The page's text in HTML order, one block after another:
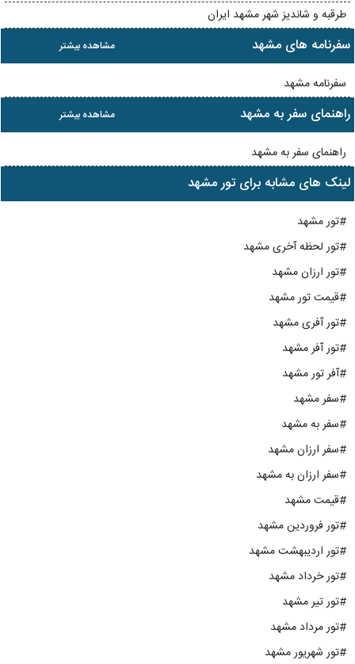
طرقبه و شاندیز شهر مشهد ایران
مشاهده بیشتر سفرنامه های مشهد
سفرنامه مشهد
مشاهده بیشتر راهنمای سفر به مشهد
راهنمای سفر به مشهد
لینک های مشابه برای تور مشهد
#تور مشهد
#تور لحظه آخری مشهد
#تور ارزان مشهد
#قیمت تور مشهد
#تور آفری مشهد
#تور آفر مشهد
#آفر تور مشهد
#سفر مشهد
#سفر به مشهد
#سفر ارزان مشهد
#سفر ارزان به مشهد
#قیمت مشهد
#تور فروردین مشهد
#تور اردیبهشت مشهد
#تور خرداد مشهد
#تور تیر مشهد
#تور مرداد مشهد
#تور شهریور مشهد